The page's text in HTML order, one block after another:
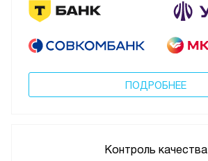
ПОДРОБНЕЕ
Контроль качества